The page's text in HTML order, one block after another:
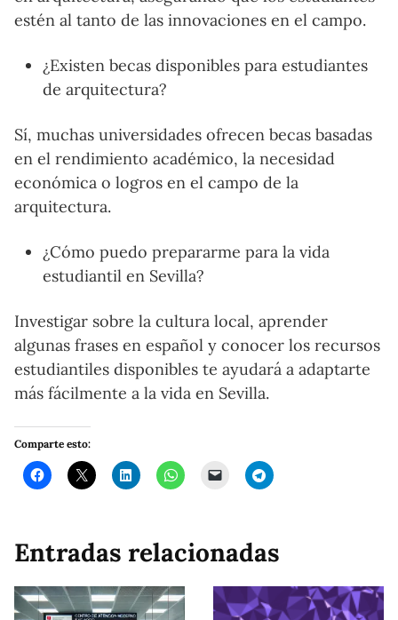
estén al tanto de las innovaciones en el campo.
¿Existen becas disponibles para estudiantes
de arquitectura?
Sí, muchas universidades ofrecen becas basadas
en el rendimiento académico, la necesidad
económica o logros en el campo de la
arquitectura.
¿Cómo puedo prepararme para la vida
estudiantil en Sevilla?
Investigar sobre la cultura local, aprender
algunas frases en español y conocer los recursos
estudiantiles disponibles te ayudará a adaptarte
más fácilmente a la vida en Sevilla.
Comparte esto:
Entradas relacionadas